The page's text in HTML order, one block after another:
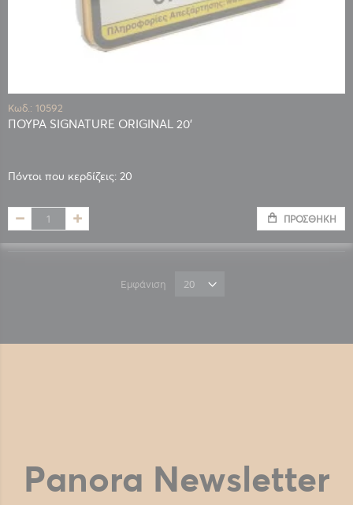
Κωδ.: 10592
ΠΟΥΡΑ SIGNATURE ORIGINAL 20'
Πόντοι που κερδίζεις: 20
ΠΡΟΣΘΉΚΗ
Εμφάνιση
Panora Newsletter